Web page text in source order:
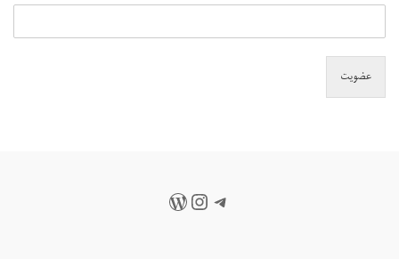
عضویت
تلگراماینستاگرم
وردپرس